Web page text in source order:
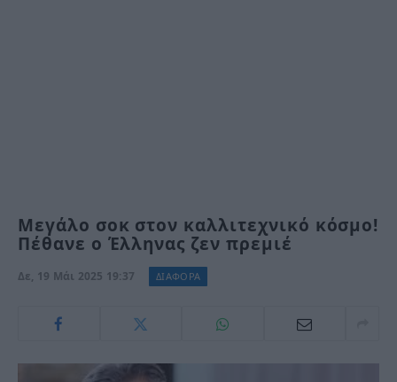
Μεγάλο σοκ στον καλλιτεχνικό κόσμο!
Πέθανε ο Έλληνας ζεν πρεμιέ
Δε, 19 Μάι 2025 19:37 ΔΙΑΦΟΡΑ